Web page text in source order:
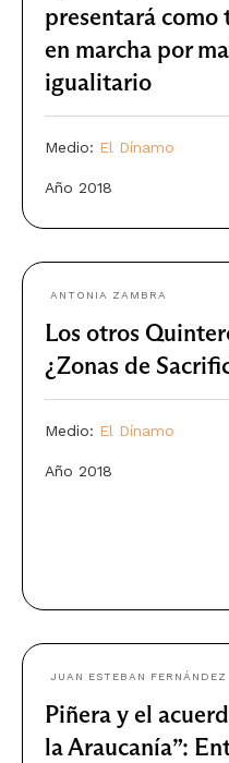
presentará
en marcha por
igualitario
Medio: El Dínamo
Año 2018
ANTONIA ZAMBRA
Los otros
¿Zonas de
Medio: El Dínamo
Año 2018
JUAN ESTEBAN FERNÁNDEZ
Piñera y el
la Araucanía”: